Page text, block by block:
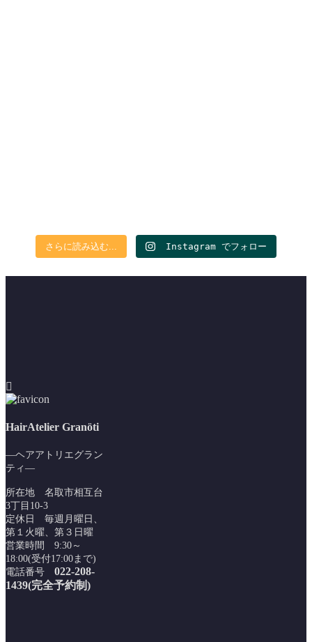
さらに読み込む... Instagram でフォロー
HairAtelier Granöti
―ヘアアトリエグラン
ティ―
所在地 名取市相互台
3丁目10-3
定休日 毎週月曜日、
第１火曜、第３日曜
営業時間 9:30～
18:00(受付17:00まで)
電話番号 022-208-
1439(完全予約制)